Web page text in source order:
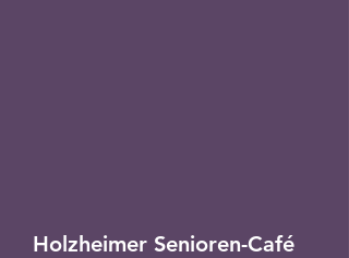
Holzheimer Senioren-Café